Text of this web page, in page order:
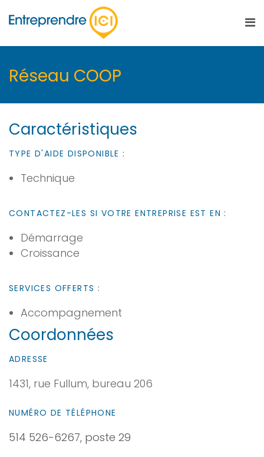
Réseau COOP
Caractéristiques
TYPE D'AIDE DISPONIBLE :
Technique
CONTACTEZ-LES SI VOTRE ENTREPRISE EST EN :
Démarrage
Croissance
SERVICES OFFERTS :
Accompagnement
Coordonnées
ADRESSE
1431, rue Fullum, bureau 206
NUMÉRO DE TÉLÉPHONE
514 526-6267, poste 29